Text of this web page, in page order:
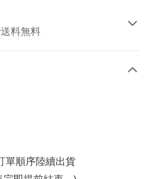
料無料
單順序陸續出貨